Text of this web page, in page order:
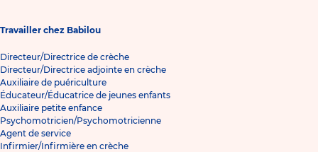
Travailler chez Babilou
Directeur/Directrice de crèche
Directeur/Directrice adjointe en crèche
Auxiliaire de puériculture
Éducateur/Éducatrice de jeunes enfants
Auxiliaire petite enfance
Psychomotricien/Psychomotricienne
Agent de service
Infirmier/Infirmière en crèche